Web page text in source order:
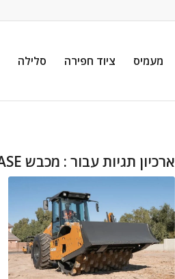
מעמיס ציוד חפירה סלילה
ארכיון תגיות עבור : מכבש CASE